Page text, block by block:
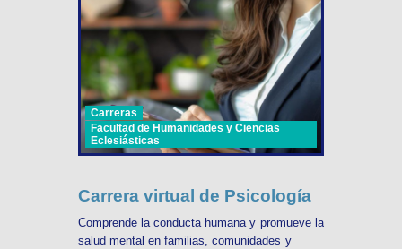
Carreras
Facultad de Humanidades y Ciencias
Eclesiásticas
Carrera virtual de Psicología
Comprende la conducta humana y promueve la
salud mental en familias, comunidades y